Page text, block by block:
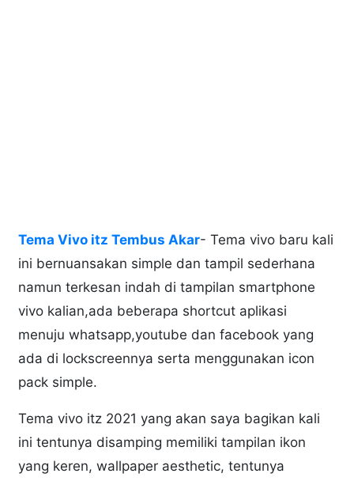
Tema Vivo itz Tembus Akar- Tema vivo baru kali
ini bernuansakan simple dan tampil sederhana
namun terkesan indah di tampilan smartphone
vivo kalian,ada beberapa shortcut aplikasi
menuju whatsapp,youtube dan facebook yang
ada di lockscreennya serta menggunakan icon
pack simple.
Tema vivo itz 2021 yang akan saya bagikan kali
ini tentunya disamping memiliki tampilan ikon
yang keren, wallpaper aesthetic, tentunya